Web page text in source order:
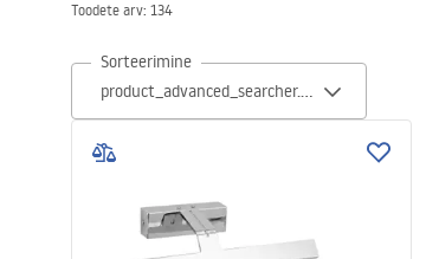
Vajub ära
Toodete arv: 134
Sorteerimine